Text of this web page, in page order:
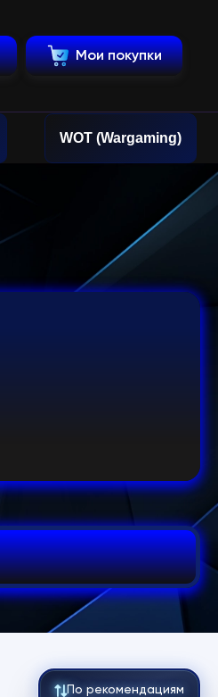
Мои покупки
WOT (Wargaming)
По рекомендациям